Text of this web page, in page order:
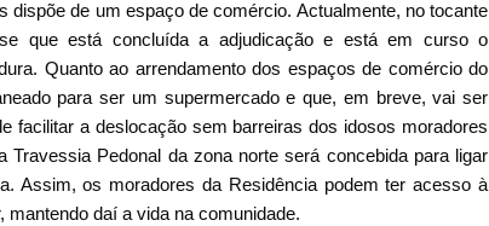
dispõe de um espaço de comércio. Actualmente, no tocante
que está concluída a adjudicação e está em curso o
Quanto ao arrendamento dos espaços de comércio do
para ser um supermercado e que, em breve, vai ser
facilitar a deslocação sem barreiras dos idosos moradores
Pedonal da zona norte será concebida para ligar
Assim, os moradores da Residência podem ter acesso à
daí a vida na comunidade.